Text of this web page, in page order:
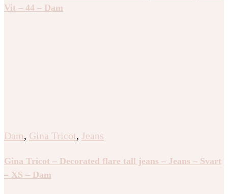
Vit – 44 – Dam
Dam, Gina Tricot, Jeans
Gina Tricot – Decorated flare tall jeans – Jeans – Svart
– XS – Dam